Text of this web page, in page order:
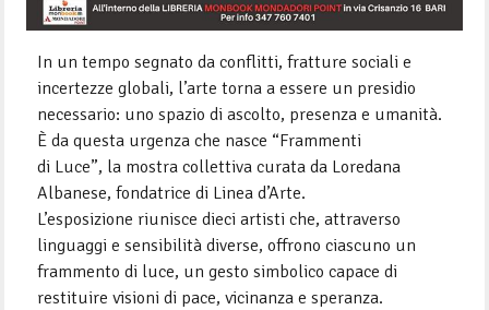
In un tempo segnato da conflitti, fratture sociali e
incertezze globali, l’arte torna a essere un presidio
necessario: uno spazio di ascolto, presenza e umanità.
È da questa urgenza che nasce “Frammenti
di Luce”, la mostra collettiva curata da Loredana
Albanese, fondatrice di Linea d’Arte.
L’esposizione riunisce dieci artisti che, attraverso
linguaggi e sensibilità diverse, offrono ciascuno un
frammento di luce, un gesto simbolico capace di
restituire visioni di pace, vicinanza e speranza.